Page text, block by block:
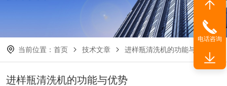
当前位置： 首页 技术文章 进样瓶清洗机的功能与优势
进样瓶清洗机的功能与优势
电话咨询